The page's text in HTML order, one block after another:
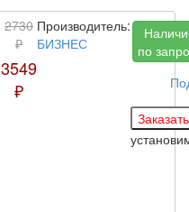
2730
₽
3549
₽
Производитель:
БИЗНЕС
по